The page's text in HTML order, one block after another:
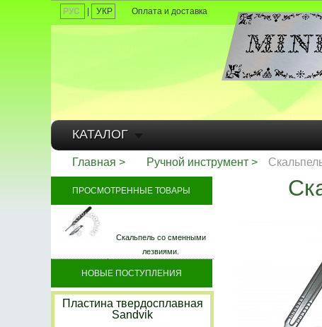
РУС УКР Оплата и доставка
КАТАЛОГ
Главная Ручной инструмент
ПРОСМОТРЕННЫЕ ТОВАРЫ
Скальпель со сменными
лезвиями.
НОВЫЕ ПОСТУПЛЕНИЯ
Пластина твердосплавная
Sandvik